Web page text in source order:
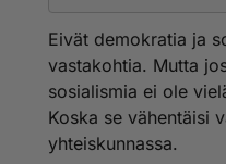
Totta kai
Siellä otetaan aina
Verolakeja ja muita
demokratioissa läpi ja
tärkeimmistä
Eivät demokratia ja
vastakohtia. Mutta
sosialismia ei ole
Koska se vähentäisi
yhteiskunnassa.